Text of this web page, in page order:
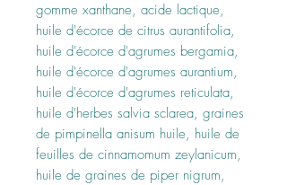
gomme xanthane, acide lactique,
huile d'écorce de citrus aurantifolia,
huile d'écorce d'agrumes bergamia,
huile d'écorce d'agrumes aurantium,
huile d'écorce d'agrumes reticulata,
huile d'herbes salvia sclarea, graines
de pimpinella anisum huile, huile de
feuilles de cinnamomum zeylanicum,
huile de graines de piper nigrum,